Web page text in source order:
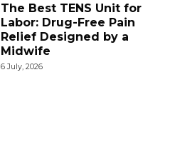
The Best TENS Unit for
Labor: Drug-Free Pain
Relief Designed by a
Midwife
6 July, 2026